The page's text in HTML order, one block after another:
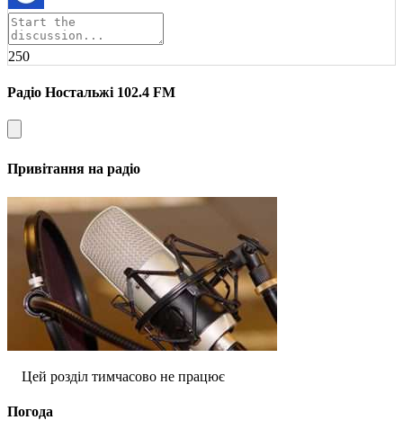
250
Радіо Ностальжі 102.4 FM
Привітання на радіо
Цей розділ тимчасово не працює
Погода